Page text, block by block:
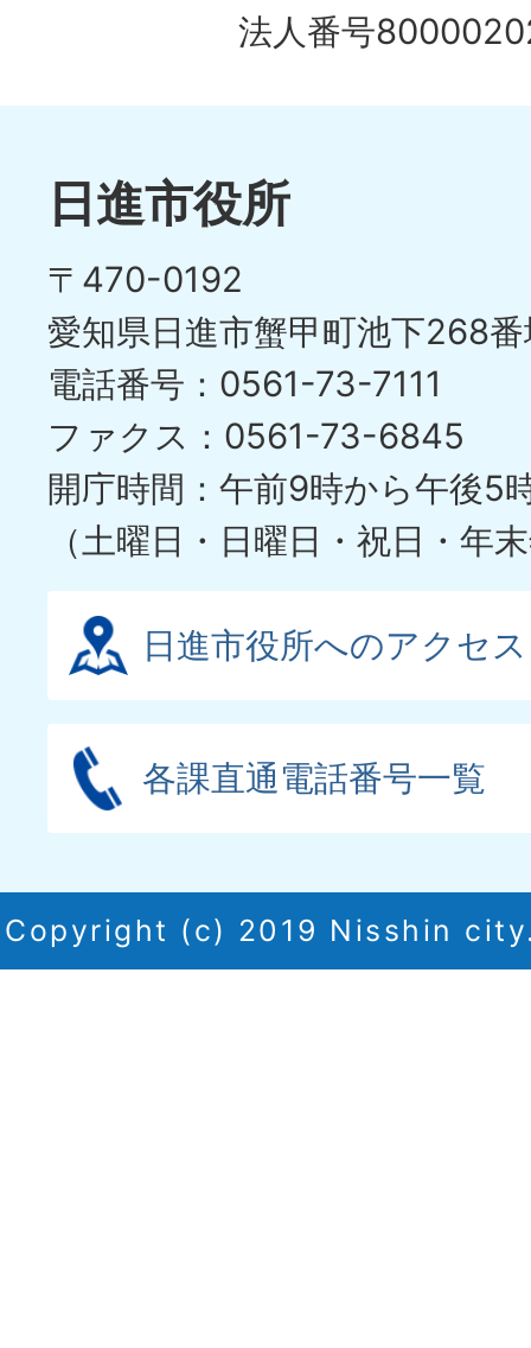
法人番号
日進市役所
〒470-0192
愛知県日進市蟹甲町池下268
電話番号：0561-73-7111
ファクス：0561-73-6845
開庁時間：午前9時から午後5
（土曜日・日曜日・祝日・年
日進市役所へのアクセス
各課直通電話番号一覧
Copyright (c) 2019 Nisshin